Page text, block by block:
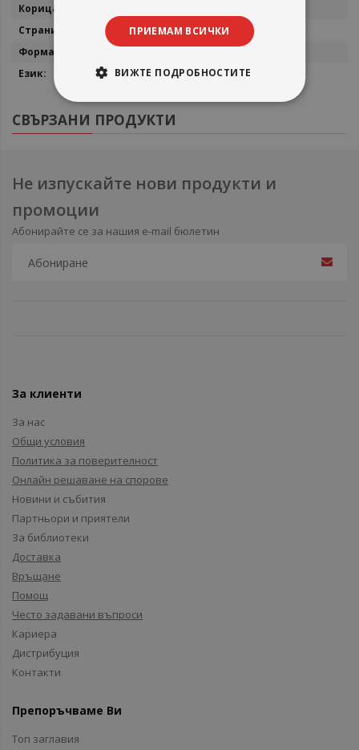
Български
СВЪРЗАНИ ПРОДУКТИ
Не изпускайте нови продукти и
промоции
Абонирайте се за нашия e-mail бюлетин
За клиенти
За нас
Общи условия
Политика за поверителност
Онлайн решаване на спорове
Новини и събития
Партньори и приятели
За библиотеки
Доставка
Връщане
Помощ
Често задавани въпроси
Кариера
Дистрибуция
Контакти
Препоръчваме Ви
Топ заглавия
ПРИЕМАМ ВСИЧКИ
ВИЖТЕ ПОДРОБНОСТИТЕ